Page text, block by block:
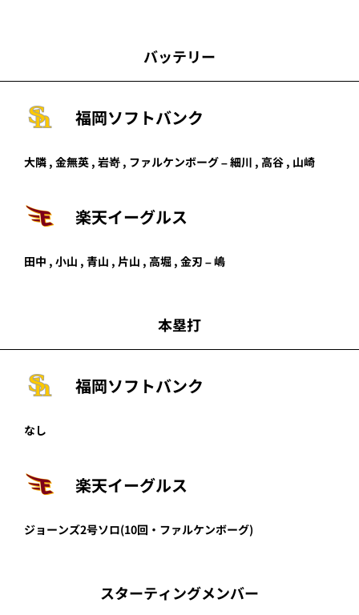
バッテリー
福岡ソフトバンク
大隣 , 金無英 , 岩嵜 , ファルケンボーグ – 細川 , 高谷 , 山崎
楽天イーグルス
田中 , 小山 , 青山 , 片山 , 高堀 , 金刃 – 嶋
本塁打
福岡ソフトバンク
なし
楽天イーグルス
ジョーンズ2号ソロ(10回・ ファルケンボーグ)
スターティングメンバー